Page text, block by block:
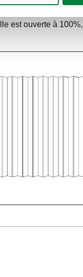
ou totale des
est ouverte à